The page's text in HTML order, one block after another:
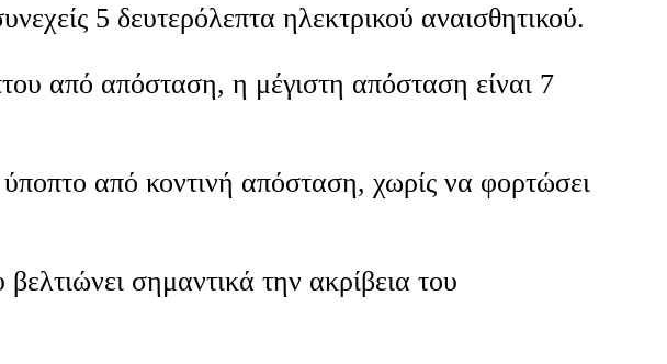
5 δευτερόλεπτα ηλεκτρικού αναισθητικού.
από απόσταση, η μέγιστη απόσταση είναι 7
ύποπτο από κοντινή απόσταση, χωρίς να φορτώσει
σημαντικά την ακρίβεια του